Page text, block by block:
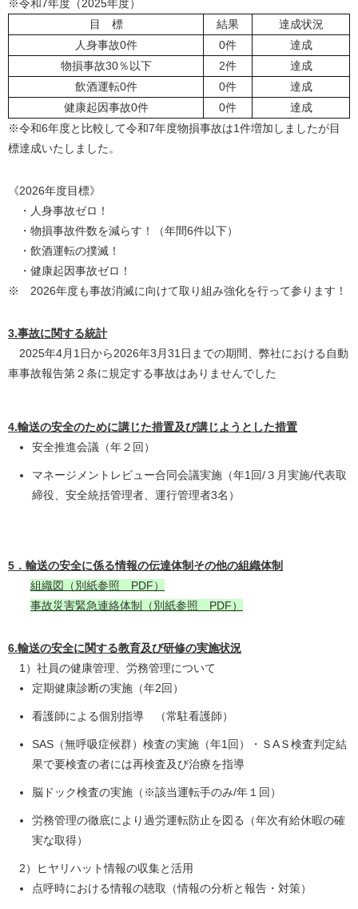
※令和7年度（2025年度）
目 標
結果
達成状況
人身事故0件
0件
達成
物損事故30％以下
2件
達成
飲酒運転0件
0件
達成
健康起因事故0件
0件
達成
※令和6年度と比較して令和7年度物損事故は1件増加しましたが目
標達成いたしました。
《2026年度目標》
・人身事故ゼロ！
・物損事故件数を減らす！（年間6件以下）
・飲酒運転の撲滅！
・健康起因事故ゼロ！
※ 2026年度も事故消滅に向けて取り組み強化を行って参ります！
3.事故に関する統計
2025年4月1日から2026年3月31日までの期間、弊社における自動
車事故報告第２条に規定する事故はありませんでした
4.輸送の安全のために講じた措置及び講じようとした措置
安全推進会議（年２回）
マネージメントレビュー合同会議実施（年1回/３月実施/代表取
締役、安全統括管理者、運行管理者3名）
5．輸送の安全に係る情報の伝達体制その他の組織体制
組織図（別紙参照 PDF）
事故災害緊急連絡体制（別紙参照 PDF）
6.輸送の安全に関する教育及び研修の実施状況
1）社員の健康管理、労務管理について
定期健康診断の実施（年2回）
看護師による個別指導 （常駐看護師）
SAS（無呼吸症候群）検査の実施（年1回）・ＳAＳ検査判定結
果で要検査の者には再検査及び治療を指導
脳ドック検査の実施（※該当運転手のみ/年１回）
労務管理の徹底により過労運転防止を図る（年次有給休暇の確
実な取得）
2）ヒヤリハット情報の収集と活用
点呼時における情報の聴取（情報の分析と報告・対策）